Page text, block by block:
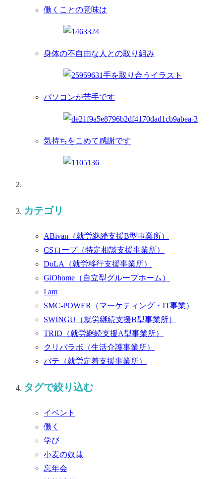
働くことの意味は
身体の不自由な人との取り組み
パソコンが苦手です
気持ちをこめて感謝です
カテゴリ
ABivan （就労継続支援B型事業所）
CSロープ （特定相談支援事業所）
DoLA （就労移行支援事業所）
GiOhome （自立型グループホーム）
I am
SMC-POWER （マーケティング・IT事業）
SWINGU （就労継続支援B型事業所）
TRID （就労継続支援A型事業所）
クリパラボ （生活介護事業所）
パテ （就労定着支援事業所）
タグで絞り込む
イベント
働く
学び
小麦の奴隷
忘年会